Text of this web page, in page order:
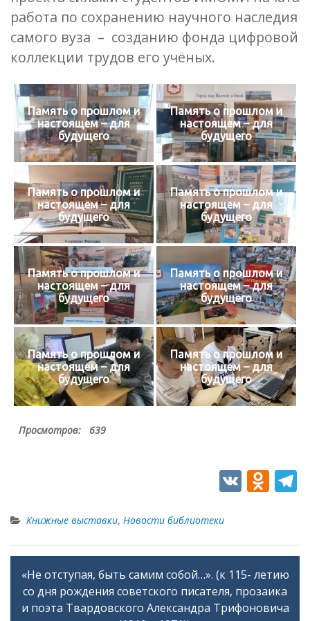
работа по сохранению научного наследия
самого вуза – созданию фонда цифровой
коллекции трудов его учёных.
Память о прошлом и
настоящем – для
будущего
Память о прошлом и
настоящем – для
будущего
Память о прошлом и
настоящем – для
будущего
Память о прошлом и
настоящем – для
будущего
Память о прошлом и
настоящем – для
будущего
Память о прошлом и
настоящем – для
будущего
Память о прошлом и
настоящем – для
будущего
Память о прошлом и
настоящем – для
будущего
Просмотров: 639
V O
o
kl
as
s
Книжные выставки, Новости библиотеки
Навигация
по
«Не отступая, быть самим собой…». (к 115- летию
со дня рождения советского писателя, прозаика
и поэта Твардовского Александра Трифоновича